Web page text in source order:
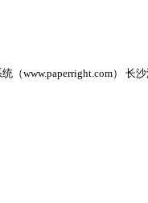
（www.paperright.com） 长